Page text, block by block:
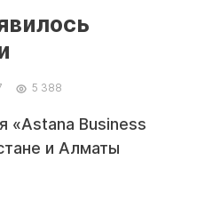
5 388
«Astana Business
и Алматы